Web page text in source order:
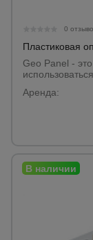
0
Пластиковая
Geo Panel -
Аренда: